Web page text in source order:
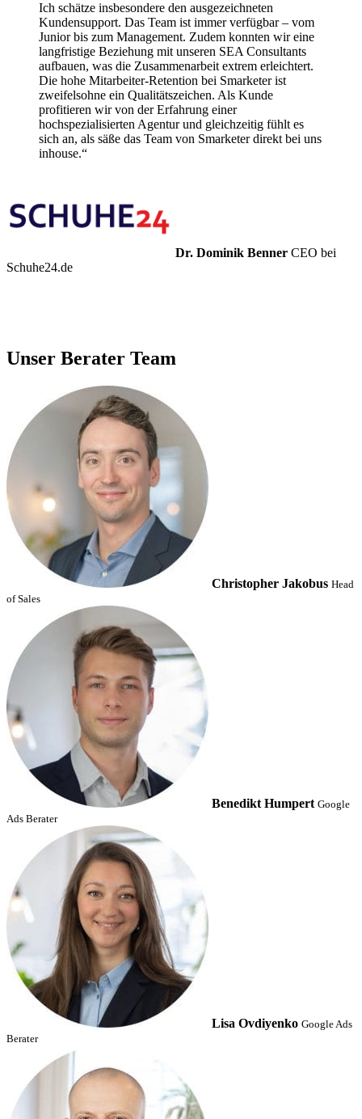
Ich schätze insbesondere den ausgezeichneten
Kundensupport. Das Team ist immer verfügbar – vom
Junior bis zum Management. Zudem konnten wir eine
langfristige Beziehung mit unseren SEA Consultants
aufbauen, was die Zusammenarbeit extrem erleichtert.
Die hohe Mitarbeiter-Retention bei Smarketer ist
zweifelsohne ein Qualitätszeichen. Als Kunde
profitieren wir von der Erfahrung einer
hochspezialisierten Agentur und gleichzeitig fühlt es
sich an, als säße das Team von Smarketer direkt bei uns
inhouse.“
Dr. Dominik Benner CEO bei
Schuhe24.de
Unser Berater Team
Christopher Jakobus Head
of Sales
Benedikt Humpert Google
Ads Berater
Lisa Ovdiyenko Google Ads
Berater